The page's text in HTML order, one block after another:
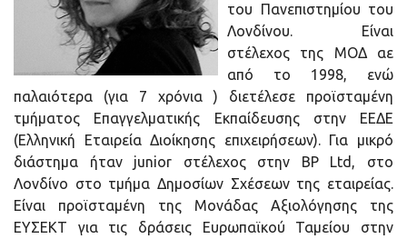
του Πανεπιστημίου του
Λονδίνου. Είναι
στέλεχος της ΜΟΔ αε
από το 1998, ενώ
παλαιότερα (για 7 χρόνια ) διετέλεσε προϊσταμένη
τμήματος Επαγγελματικής Εκπαίδευσης στην ΕΕΔΕ
(Ελληνική Εταιρεία Διοίκησης επιχειρήσεων). Για μικρό
διάστημα ήταν junior στέλεχος στην BP Ltd, στο
Λονδίνο στο τμήμα Δημοσίων Σχέσεων της εταιρείας.
Είναι προϊσταμένη της Μονάδας Αξιολόγησης της
ΕΥΣΕΚΤ για τις δράσεις Ευρωπαϊκού Ταμείου στην